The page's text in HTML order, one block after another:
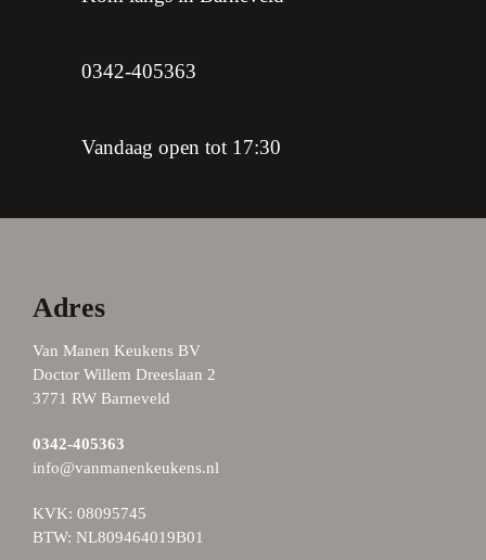
0342-405363
Vandaag open tot 17:30
Adres
Van Manen Keukens BV
Doctor Willem Dreeslaan 2
3771 RW Barneveld
0342-405363
info@vanmanenkeukens.nl
KVK: 08095745
BTW: NL809464019B01